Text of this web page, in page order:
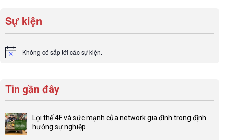
Sự kiện
Notice Không có sắp tới các sự kiện.
Tin gần đây
Lợi thế 4F và sức mạnh của network gia đình trong định
hướng sự nghiệp